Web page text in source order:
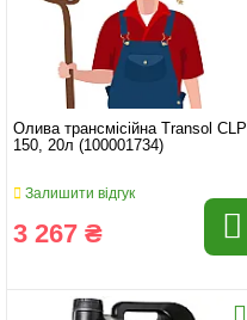
Олива трансмісійна Transol CLP
150, 20л (100001734)
Залишити відгук
3 267 ₴